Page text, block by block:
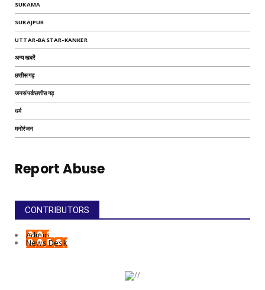
SUKAMA
SURAJPUR
UTTAR-BASTAR-KANKER
अन्यखबरें
छत्तीसगढ़
जनसंपर्कछत्तीसगढ़
धर्म
मनोरंजन
Report Abuse
CONTRIBUTORS
Admin
News Desk